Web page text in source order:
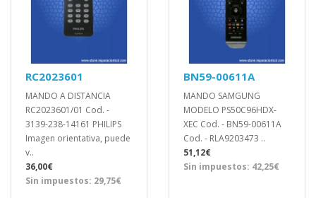
RC2023601
MANDO A DISTANCIA
RC2023601/01 Cod. -
3139-238-14161 PHILIPS
Imagen orientativa, puede
v..
36,00€
Sin impuestos: 29,75€
BN59-00611A
MANDO SAMGUNG
MODELO PS50C96HDX-
XEC Cod. - BN59-00611A
Cod. - RLA9203473 ..
51,12€
Sin impuestos: 42,25€